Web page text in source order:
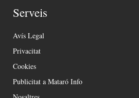
Serveis
Avís Legal
Privacitat
Cookies
Publicitat a Mataró Info